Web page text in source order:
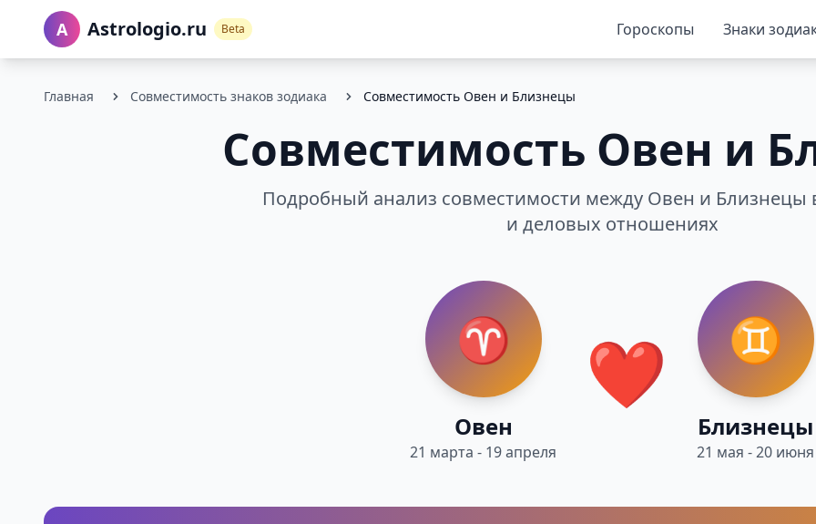
A Astrologio.ru Beta Гороскопы Знаки
Главная Совместимость знаков зодиака Совместимость Овен и Близнецы
Совместимость Овен и
Подробный анализ совместимости между Овен и Близнецы
и деловых отношениях
♈
Овен
21 марта - 19 апреля
❤️ ♊
Близнецы
21 мая - 20 июня